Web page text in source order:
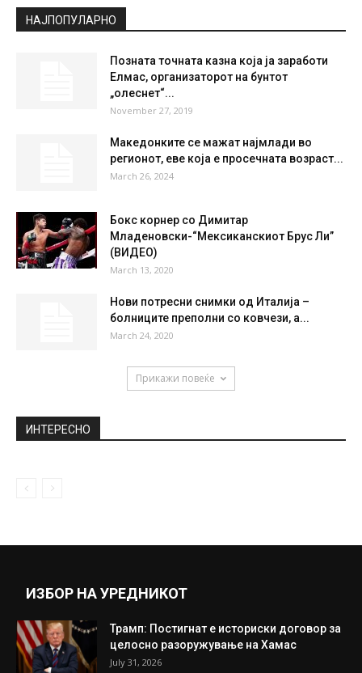
НАЈПОПУЛАРНО
Позната точната казна која ја заработи
Елмас, организаторот на бунтот
„олеснет“...
November 27, 2019
Македонките се мажат најмлади во
регионот, еве која е просечната возраст...
March 26, 2024
Бокс корнер со Димитар
Младеновски-“Мексиканскиот Брус Ли”
(ВИДЕО)
March 13, 2020
Нови потресни снимки од Италија –
болниците преполни со ковчези, а...
March 24, 2020
Прикажи повеќе
ИНТЕРЕСНО
ИЗБОР НА УРЕДНИКОТ
Трамп: Постигнат е историски договор за
целосно разоружување на Хамас
July 31, 2026